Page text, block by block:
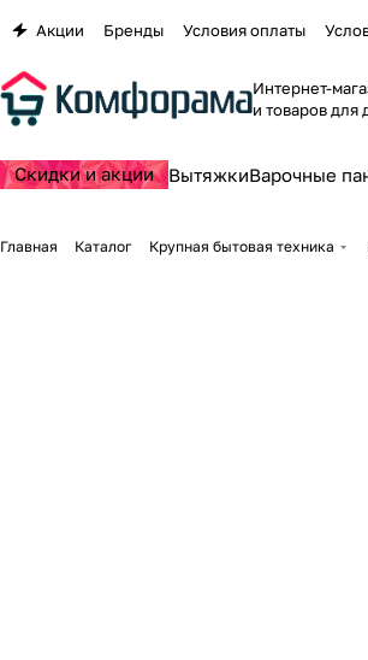
Акции Бренды Условия оплаты
Интернет-
и товаров для
Скидки и акции ВытяжкиВарочные
Главная Каталог Крупная бытовая техника